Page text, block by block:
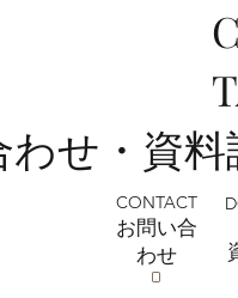
7月おトクな
ジオミルフィ
せ・資
CONTACT
お問い合
わせ